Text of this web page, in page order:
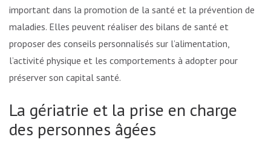
important dans la promotion de la santé et la prévention des
maladies. Elles peuvent réaliser des bilans de santé et
proposer des conseils personnalisés sur l’alimentation,
l’activité physique et les comportements à adopter pour
préserver son capital santé.
La gériatrie et la prise en charge
des personnes âgées